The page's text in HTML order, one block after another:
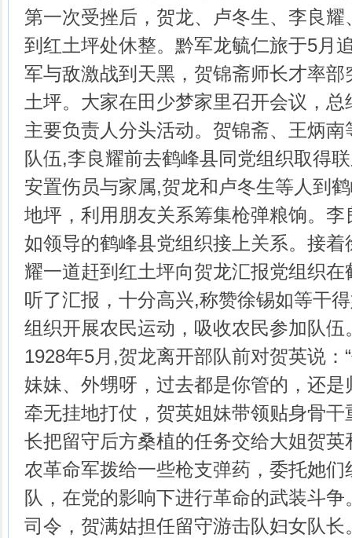
第一次受挫后，贺龙、卢冬生、李良
到红土坪处休整。黔军龙毓仁旅于5月
军与敌激战到天黑，贺锦斋师长才率
土坪。大家在田少梦家里召开会议，
主要负责人分头活动。贺锦斋、王炳
队伍,李良耀前去鹤峰县同党组织取得
安置伤员与家属,贺龙和卢冬生等人到
地坪，利用朋友关系筹集枪弹粮饷。
如领导的鹤峰县党组织接上关系。接
耀一道赶到红土坪向贺龙汇报党组织
听了汇报，十分高兴,称赞徐锡如等干
组织开展农民运动，吸收农民参加队伍
1928年5月,贺龙离开部队前对贺英说：
妹妹、外甥呀，过去都是你管的，还是
牵无挂地打仗，贺英姐妹带领贴身骨
长把留守后方桑植的任务交给大姐贺
农革命军拨给一些枪支弹药，委托她
队，在党的影响下进行革命的武装斗
司令，贺满姑担任留守游击队妇女队